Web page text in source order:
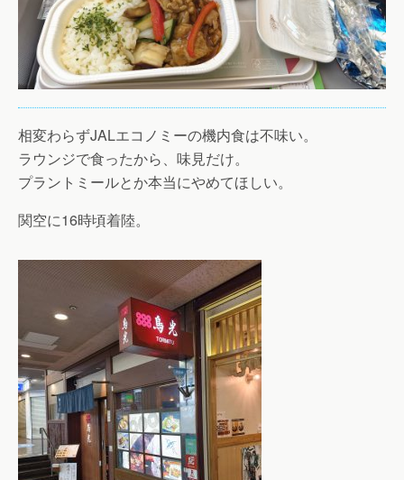
相変わらずJALエコノミーの機内食は不味い。
ラウンジで食ったから、味見だけ。
プラントミールとか本当にやめてほしい。
関空に16時頃着陸。